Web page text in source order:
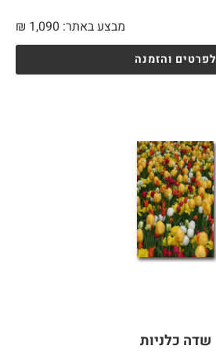
מבצע באתר: ₪ 1,090
לפרטים והזמנה
שדה כלניות